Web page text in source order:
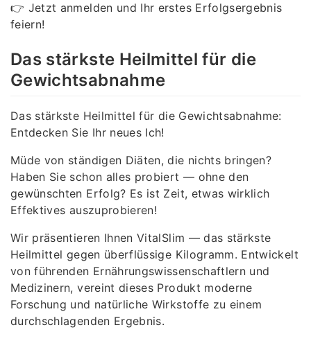
👉 Jetzt anmelden und Ihr erstes Erfolgsergebnis
feiern!
Das stärkste Heilmittel für die
Gewichtsabnahme
Das stärkste Heilmittel für die Gewichtsabnahme:
Entdecken Sie Ihr neues Ich!
Müde von ständigen Diäten, die nichts bringen?
Haben Sie schon alles probiert — ohne den
gewünschten Erfolg? Es ist Zeit, etwas wirklich
Effektives auszuprobieren!
Wir präsentieren Ihnen VitalSlim — das stärkste
Heilmittel gegen überflüssige Kilogramm. Entwickelt
von führenden Ernährungswissenschaftlern und
Medizinern, vereint dieses Produkt moderne
Forschung und natürliche Wirkstoffe zu einem
durchschlagenden Ergebnis.